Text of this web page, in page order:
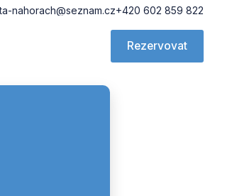
nahorach@seznam.cz+420 602 859 822
Rezervovat